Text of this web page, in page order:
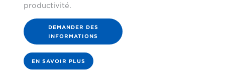
productivité.
DEMANDER DES
INFORMATIONS
EN SAVOIR PLUS